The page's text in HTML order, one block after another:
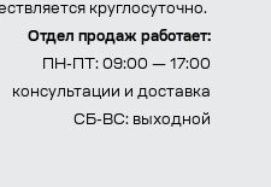
круглосуточно.
Отдел продаж работает:
ПН-ПТ: 09:00 — 17:00
консультации и доставка
СБ-ВС: выходной